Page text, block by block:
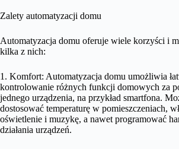
Zalety automatyzacji domu
Automatyzacja domu oferuje wiele korzyści i
kilka z nich:
1. Komfort: Automatyzacja domu umożliwia
kontrolowanie różnych funkcji domowych za
jednego urządzenia, na przykład smartfona.
dostosować temperaturę w pomieszczeniach,
oświetlenie i muzykę, a nawet programować
działania urządzeń.